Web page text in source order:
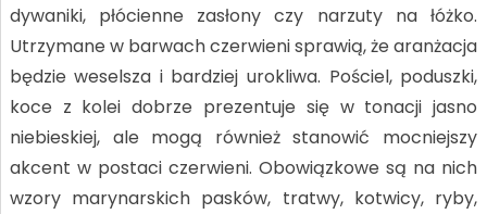
dywaniki, płócienne zasłony czy narzuty na łóżko.
Utrzymane w barwach czerwieni sprawią, że aranżacja
będzie weselsza i bardziej urokliwa. Pościel, poduszki,
koce z kolei dobrze prezentuje się w tonacji jasno
niebieskiej, ale mogą również stanowić mocniejszy
akcent w postaci czerwieni. Obowiązkowe są na nich
wzory marynarskich pasków, tratwy, kotwicy, ryby,